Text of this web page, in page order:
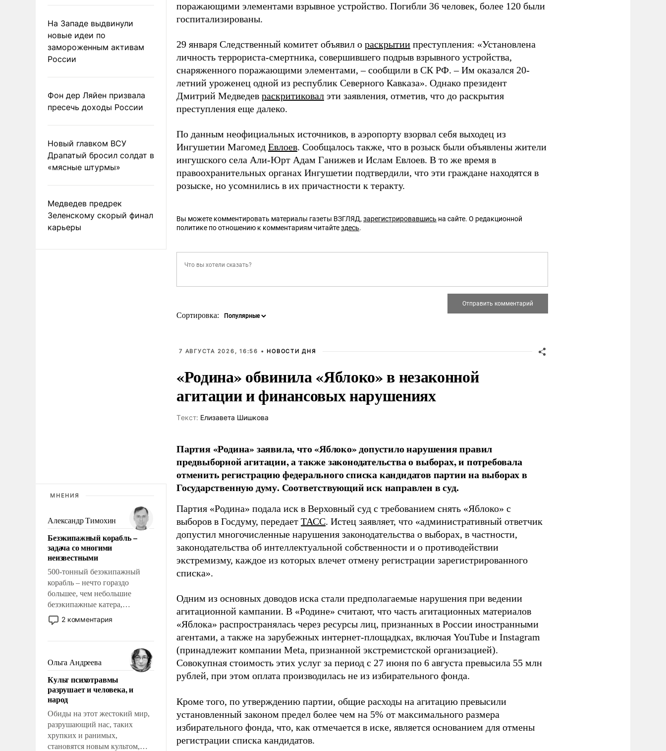
На Западе выдвинули
новые идеи по
замороженным активам
России
Фон дер Ляйен призвала
пресечь доходы России
Новый главком ВСУ
Драпатый бросил солдат в
«мясные штурмы»
Медведев предрек
Зеленскому скорый финал
карьеры
МНЕНИЯ
Александр Тимохин
Безэкипажный корабль –
задача со многими
неизвестными
500-тонный безэкипажный
корабль – нечто гораздо
большее, чем небольшие
безэкипажные катера,
применение которых уже
стало обыденностью. Задача по
сложна и амбициозна. Однако
и ее реализация радикально
поднимет наши боевые
возможности.
2 комментария
Ольга Андреева
Культ психотравмы
разрушает и человека, и
народ
Обиды на этот жестокий мир,
разрушающий нас, таких
хрупких и ранимых,
становятся новым культом,
поражающими элементами взрывное устройство. Погибли 36 человек, более 120 были
госпитализированы.
29 января Следственный комитет объявил о раскрытии преступления: «Установлена
личность террориста-смертника, совершившего подрыв взрывного устройства,
снаряженного поражающими элементами, – сообщили в СК РФ. – Им оказался 20-
летний уроженец одной из республик Северного Кавказа». Однако президент
Дмитрий Медведев раскритиковал эти заявления, отметив, что до раскрытия
преступления еще далеко.
По данным неофициальных источников, в аэропорту взорвал себя выходец из
Ингушетии Магомед Евлоев. Сообщалось также, что в розыск были объявлены жители
ингушского села Али-Юрт Адам Ганижев и Ислам Евлоев. В то же время в
правоохранительных органах Ингушетии подтвердили, что эти граждане находятся в
розыске, но усомнились в их причастности к теракту.
Вы можете комментировать материалы газеты ВЗГЛЯД, зарегистрировавшись на сайте. О редакционной
политике по отношению к комментариям читайтездесь.
Сортировка:
7 АВГУСТА 2026, 16:56 • НОВОСТИ ДНЯ
«Родина» обвинила «Яблоко» в незаконной
агитации и финансовых нарушениях
Tекст: Елизавета Шишкова
Партия «Родина» заявила, что «Яблоко» допустило нарушения правил
предвыборной агитации, а также законодательства о выборах, и потребовала
отменить регистрацию федерального списка кандидатов партии на выборах в
Государственную думу. Соответствующий иск направлен в суд.
Партия «Родина» подала иск в Верховный суд с требованием снять «Яблоко» с
выборов в Госдуму, передает ТАСС. Истец заявляет, что «административный ответчик
допустил многочисленные нарушения законодательства о выборах, в частности,
законодательства об интеллектуальной собственности и о противодействии
экстремизму, каждое из которых влечет отмену регистрации зарегистрированного
списка».
Одним из основных доводов иска стали предполагаемые нарушения при ведении
агитационной кампании. В «Родине» считают, что часть агитационных материалов
«Яблока» распространялась через ресурсы лиц, признанных в России иностранными
агентами, а также на зарубежных интернет-площадках, включая YouTube и Instagram
(принадлежит компании Meta, признанной экстремистской организацией).
Совокупная стоимость этих услуг за период с 27 июня по 6 августа превысила 55 млн
рублей, при этом оплата производилась не из избирательного фонда.
Кроме того, по утверждению партии, общие расходы на агитацию превысили
установленный законом предел более чем на 5% от максимального размера
избирательного фонда, что, как отмечается в иске, является основанием для отмены
регистрации списка кандидатов.